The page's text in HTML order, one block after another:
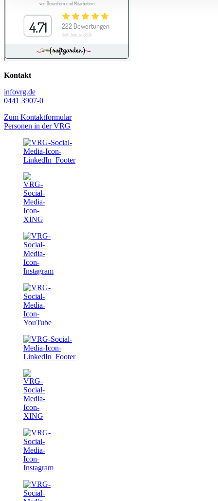
Kontakt
infovrg.de
0441 3907-0
Zum Kontaktformular
Personen in der VRG